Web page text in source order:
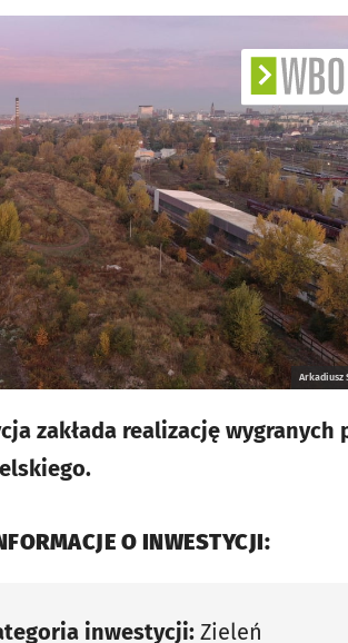
Arkadiusz
zakłada realizację
O INWESTYCJI:
inwestycji: Zieleń